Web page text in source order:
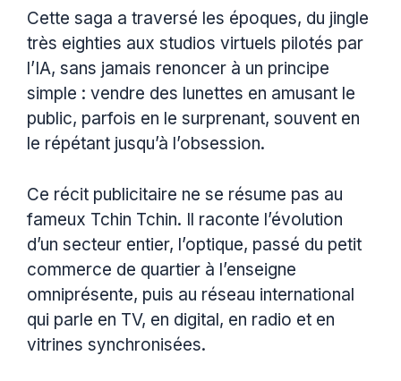
Cette saga a traversé les époques, du jingle
très eighties aux studios virtuels pilotés par
l’IA, sans jamais renoncer à un principe
simple : vendre des lunettes en amusant le
public, parfois en le surprenant, souvent en
le répétant jusqu’à l’obsession.
Ce récit publicitaire ne se résume pas au
fameux Tchin Tchin. Il raconte l’évolution
d’un secteur entier, l’optique, passé du petit
commerce de quartier à l’enseigne
omniprésente, puis au réseau international
qui parle en TV, en digital, en radio et en
vitrines synchronisées.